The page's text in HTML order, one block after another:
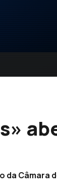
da Câmara